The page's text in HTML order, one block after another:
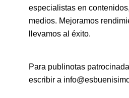
especialistas en
medios. Mejoramos
llevamos al éxito.
Para publinotas
escribir a